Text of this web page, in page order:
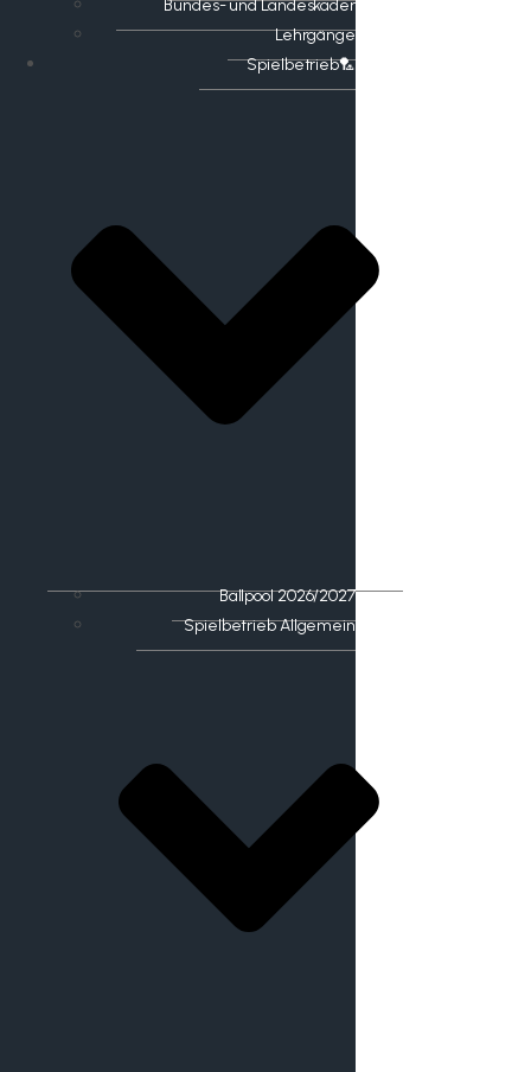
Bundes- und Landeskader
Lehrgänge
Spielbetrieb🏸
Ballpool 2026/2027
Spielbetrieb Allgemein